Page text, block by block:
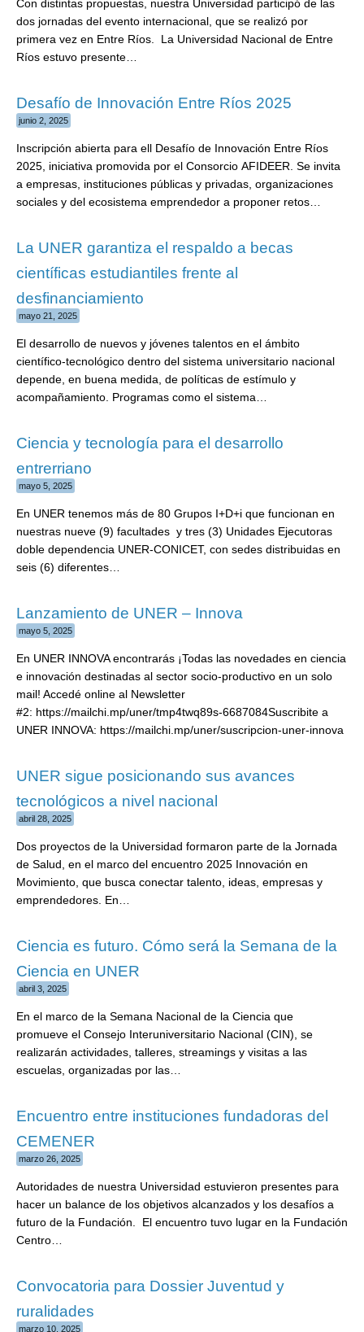
Con distintas propuestas, nuestra Universidad participó de las
dos jornadas del evento internacional, que se realizó por
primera vez en Entre Ríos. La Universidad Nacional de Entre
Ríos estuvo presente…
Desafío de Innovación Entre Ríos 2025
junio 2, 2025
Inscripción abierta para ell Desafío de Innovación Entre Ríos
2025, iniciativa promovida por el Consorcio AFIDEER. Se invita
a empresas, instituciones públicas y privadas, organizaciones
sociales y del ecosistema emprendedor a proponer retos…
La UNER garantiza el respaldo a becas
científicas estudiantiles frente al
desfinanciamiento
mayo 21, 2025
El desarrollo de nuevos y jóvenes talentos en el ámbito
científico-tecnológico dentro del sistema universitario nacional
depende, en buena medida, de políticas de estímulo y
acompañamiento. Programas como el sistema…
Ciencia y tecnología para el desarrollo
entrerriano
mayo 5, 2025
En UNER tenemos más de 80 Grupos I+D+i que funcionan en
nuestras nueve (9) facultades y tres (3) Unidades Ejecutoras
doble dependencia UNER-CONICET, con sedes distribuidas en
seis (6) diferentes…
Lanzamiento de UNER – Innova
mayo 5, 2025
En UNER INNOVA encontrarás ¡Todas las novedades en ciencia
e innovación destinadas al sector socio-productivo en un solo
mail! Accedé online al Newsletter
#2: https://mailchi.mp/uner/tmp4twq89s-6687084Suscribite a
UNER INNOVA: https://mailchi.mp/uner/suscripcion-uner-innova
UNER sigue posicionando sus avances
tecnológicos a nivel nacional
abril 28, 2025
Dos proyectos de la Universidad formaron parte de la Jornada
de Salud, en el marco del encuentro 2025 Innovación en
Movimiento, que busca conectar talento, ideas, empresas y
emprendedores. En…
Ciencia es futuro. Cómo será la Semana de la
Ciencia en UNER
abril 3, 2025
En el marco de la Semana Nacional de la Ciencia que
promueve el Consejo Interuniversitario Nacional (CIN), se
realizarán actividades, talleres, streamings y visitas a las
escuelas, organizadas por las…
Encuentro entre instituciones fundadoras del
CEMENER
marzo 26, 2025
Autoridades de nuestra Universidad estuvieron presentes para
hacer un balance de los objetivos alcanzados y los desafíos a
futuro de la Fundación. El encuentro tuvo lugar en la Fundación
Centro…
Convocatoria para Dossier Juventud y
ruralidades
marzo 10, 2025